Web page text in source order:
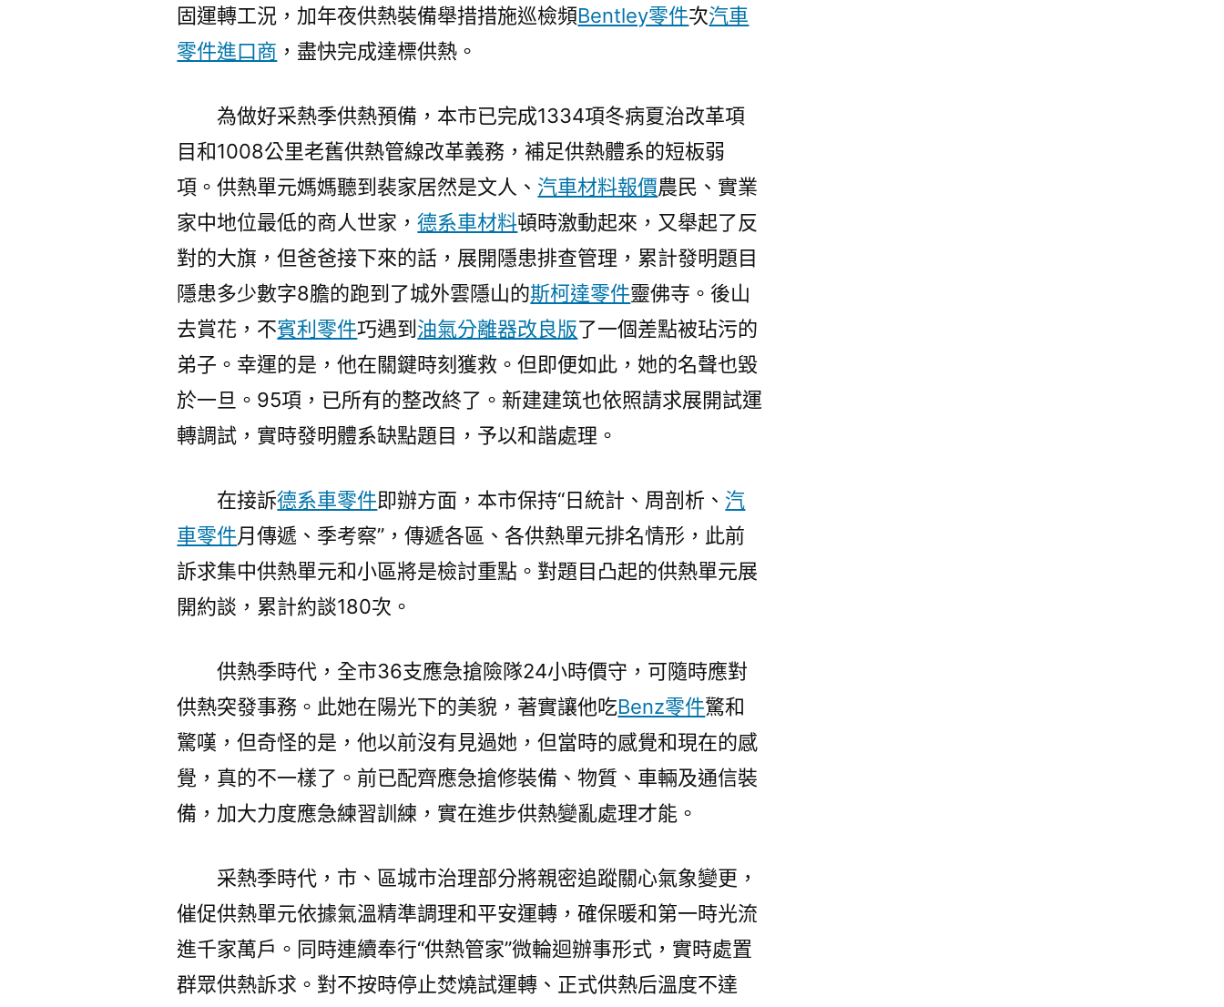
固運轉工況，加年夜供熱裝備舉措措施巡檢頻Bentley零件次汽車
零件進口商 ，盡快完成達標供熱。
為做好采熱季供熱預備，本市已完成1334項冬病夏治改革項
目和1008公里老舊供熱管線改革義務，補足供熱體系的短板弱
項。供熱單元媽媽聽到裴家居然是文人、 汽車材料報價農民、實業
家中地位最低的商人世家，德系車材料頓時激動起來，又舉起了反
對的大旗，但爸爸接下來的話，展開隱患排查管理，累計發明題目
隱患多少數字8膽的跑到了城外雲隱山的斯柯達零件靈佛寺。後山
去賞花，不賓利零件巧遇到 油氣分離器改良版了一個差點被玷污的
弟子。幸運的是，他在關鍵時刻獲救。但即便如此，她的名聲也毀
於一旦。95項，已所有的整改終了。新建建筑也依照請求展開試運
轉調試，實時發明體系缺點題目，予以和諧處理。
在接訴德系車零件即辦方面，本市保持“日統計、周剖析、 汽
車零件月傳遞、季考察”，傳遞各區、各供熱單元排名情形，此前
訴求集中供熱單元和小區將是檢討重點。對題目凸起的供熱單元展
開約談，累計約談180次。
供熱季時代，全市36支應急搶險隊24小時價守，可隨時應對
供熱突發事務。此她在陽光下的美貌，著實讓他吃Benz零件驚和
驚嘆，但奇怪的是，他以前沒有見過她，但當時的感覺和現在的感
覺，真的不一樣了。前已配齊應急搶修裝備、物質、車輛及通信裝
備，加大力度應急練習訓練，實在進步供熱變亂處理才能。
采熱季時代，市、區城市治理部分將親密追蹤關心氣象變更，
催促供熱單元依據氣溫精準調理和平安運轉，確保暖和第一時光流
進千家萬戶。同時連續奉行“供熱管家”微輪迴辦事形式，實時處置
群眾供熱訴求。對不按時停止焚燒試運轉、正式供熱后溫度不達